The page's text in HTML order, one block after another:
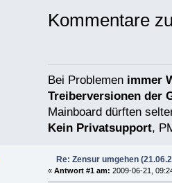
Kommentare
Bei Problemen immer
Treiberversionen der
Mainboard dürften
Kein Privatsupport,
Re: Zensur umgehen
« Antwort #1 am: 2009-06-21,